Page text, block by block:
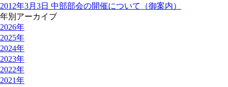
2012年3月3日 中部部会の開催について（御案内）
年別アーカイブ
2026年
2025年
2024年
2023年
2022年
2021年